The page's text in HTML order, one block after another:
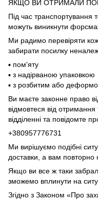
ЯКЩО ВИ ОТРИМАЛИ
Під час транспортування
можуть виникнути
Ми радимо перевіряти
забирати посилку
▪️ пом'яту
▪️ з надірваною упаковкою
▪️ з розбитим або
Ви маєте законне право
відмовтеся від
відділенні та повідомте
+380957776731
Ми вирішуємо подібні
доставки, а вам
Якщо ви все ж таки
зможемо вплинути на
Згідно з Законом «Про